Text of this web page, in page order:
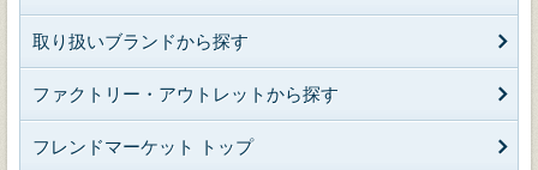
取り扱いブランドから探す
ファクトリー・アウトレットから探す
フレンドマーケット トップ